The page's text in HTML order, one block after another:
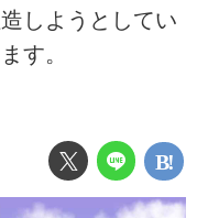
しようとしてい
す。